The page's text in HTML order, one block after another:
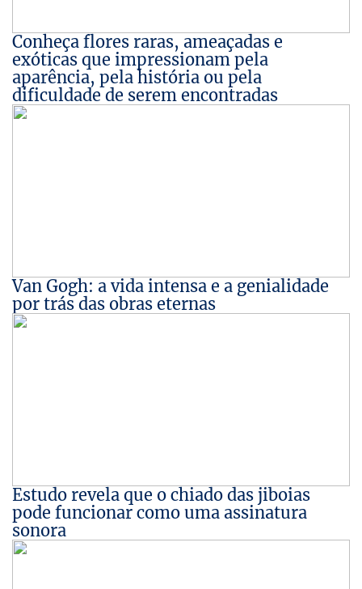
Conheça flores raras, ameaçadas e
exóticas que impressionam pela
aparência, pela história ou pela
dificuldade de serem encontradas
Van Gogh: a vida intensa e a genialidade
por trás das obras eternas
Estudo revela que o chiado das jiboias
pode funcionar como uma assinatura
sonora